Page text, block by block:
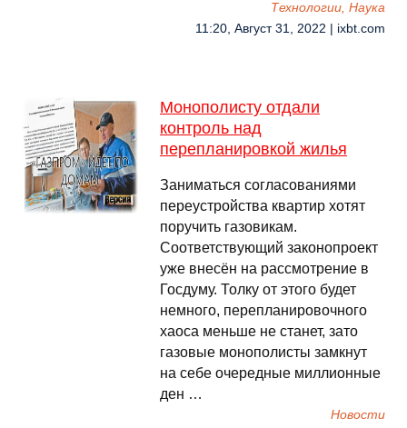
Технологии, Наука
11:20, Август 31, 2022 | ixbt.com
Монополисту отдали
контроль над
перепланировкой жилья
Заниматься согласованиями
переустройства квартир хотят
поручить газовикам.
Соответствующий законопроект
уже внесён на рассмотрение в
Госдуму. Толку от этого будет
немного, перепланировочного
хаоса меньше не станет, зато
газовые монополисты замкнут
на себе очередные миллионные
ден …
Новости